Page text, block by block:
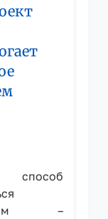
способ
–